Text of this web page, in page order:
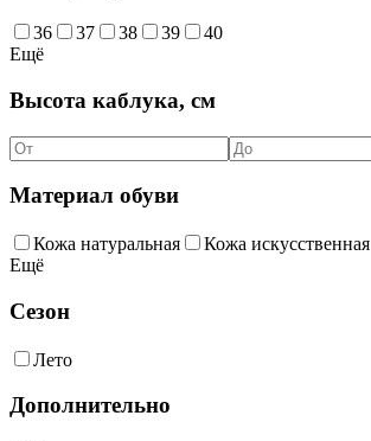
36 37 38 39
40
Ещё
Высота каблука, см
Материал обуви
Кожа натуральная
Кожа искусственная
Ещё
Сезон
Лето
Дополнительно